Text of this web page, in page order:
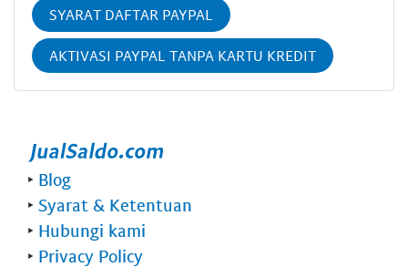
SYARAT DAFTAR PAYPAL
AKTIVASI PAYPAL TANPA KARTU KREDIT
‣ Blog
‣ Syarat & Ketentuan
‣ Hubungi kami
‣ Privacy Policy